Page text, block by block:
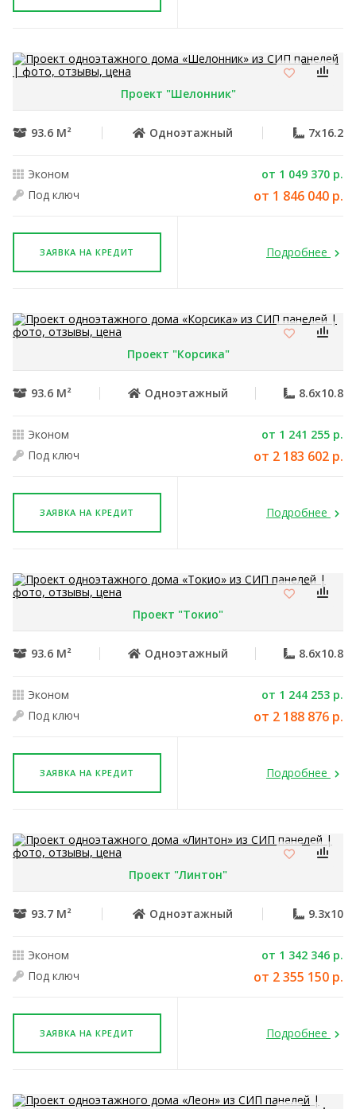
Проект "Шелонник"
93.6 М² Одноэтажный 7x16.2
Эконом
от 1 049 370 р.
Под ключ
от 1 846 040 р.
ЗАЯВКА НА КРЕДИТ Подробнее
Проект "Корсика"
93.6 М² Одноэтажный 8.6x10.8
Эконом
от 1 241 255 р.
Под ключ
от 2 183 602 р.
ЗАЯВКА НА КРЕДИТ Подробнее
Проект "Токио"
93.6 М² Одноэтажный 8.6x10.8
Эконом
от 1 244 253 р.
Под ключ
от 2 188 876 р.
ЗАЯВКА НА КРЕДИТ Подробнее
Проект "Линтон"
93.7 М² Одноэтажный 9.3x10
Эконом
от 1 342 346 р.
Под ключ
от 2 355 150 р.
ЗАЯВКА НА КРЕДИТ Подробнее